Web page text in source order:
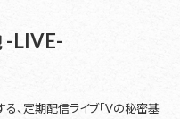
-LIVE-
、定期配信ライブ「Vの秘密基